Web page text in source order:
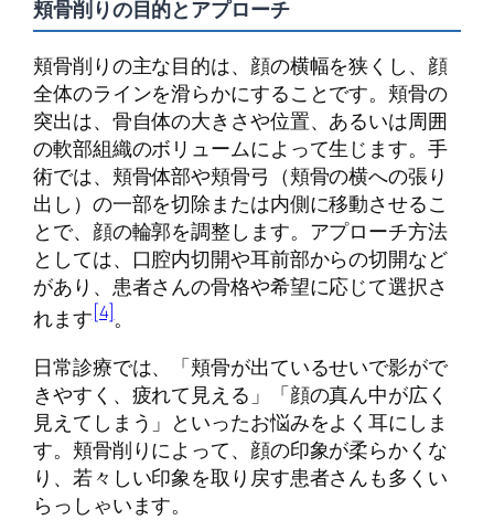
頬骨削りの目的とアプローチ
頬骨削りの主な目的は、顔の横幅を狭くし、顔
全体のラインを滑らかにすることです。頬骨の
突出は、骨自体の大きさや位置、あるいは周囲
の軟部組織のボリュームによって生じます。手
術では、頬骨体部や頬骨弓（頬骨の横への張り
出し）の一部を切除または内側に移動させるこ
とで、顔の輪郭を調整します。アプローチ方法
としては、口腔内切開や耳前部からの切開など
があり、患者さんの骨格や希望に応じて選択さ
れます[4]。
日常診療では、「頬骨が出ているせいで影がで
きやすく、疲れて見える」「顔の真ん中が広く
見えてしまう」といったお悩みをよく耳にしま
す。頬骨削りによって、顔の印象が柔らかくな
り、若々しい印象を取り戻す患者さんも多くい
らっしゃいます。